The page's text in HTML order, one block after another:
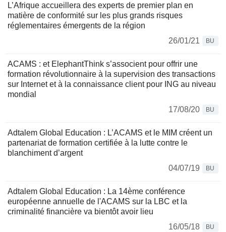
L’Afrique accueillera des experts de premier plan en
matière de conformité sur les plus grands risques
réglementaires émergents de la région
26/01/21
BU
ACAMS : et ElephantThink s’associent pour offrir une
formation révolutionnaire à la supervision des transactions
sur Internet et à la connaissance client pour ING au niveau
mondial
17/08/20
BU
Adtalem Global Education : L’ACAMS et le MIM créent un
partenariat de formation certifiée à la lutte contre le
blanchiment d’argent
04/07/19
BU
Adtalem Global Education : La 14ème conférence
européenne annuelle de l'ACAMS sur la LBC et la
criminalité financière va bientôt avoir lieu
16/05/18
BU